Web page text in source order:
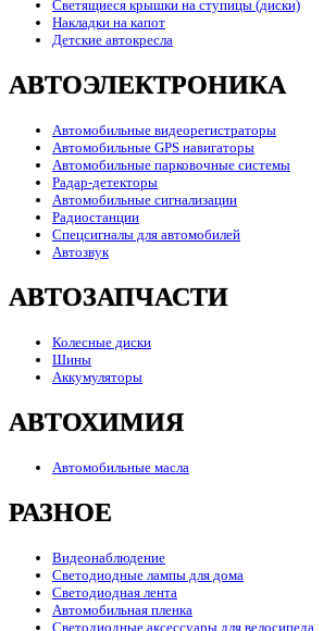
Светящиеся крышки на ступицы (диски)
Накладки на капот
Детские автокресла
АВТОЭЛЕКТРОНИКА
Автомобильные видеорегистраторы
Автомобильные GPS навигаторы
Автомобильные парковочные системы
Радар-детекторы
Автомобильные сигнализации
Радиостанции
Спецсигналы для автомобилей
Автозвук
АВТОЗАПЧАСТИ
Колесные диски
Шины
Аккумуляторы
АВТОХИМИЯ
Автомобильные масла
РАЗНОЕ
Видеонаблюдение
Светодиодные лампы для дома
Светодиодная лента
Автомобильная пленка
Светодиодные аксессуары для велосипеда